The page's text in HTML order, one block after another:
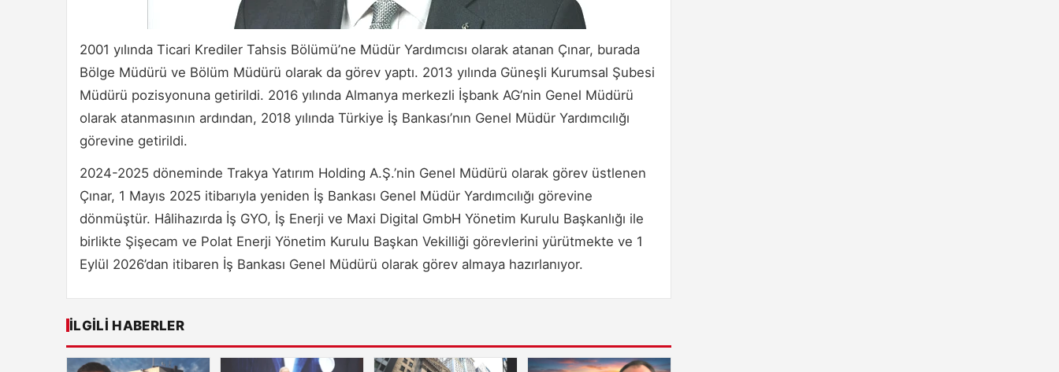
2001 yılında Ticari Krediler Tahsis Bölümü’ne Müdür Yardımcısı olarak atanan Çınar, burada
Bölge Müdürü ve Bölüm Müdürü olarak da görev yaptı. 2013 yılında Güneşli Kurumsal Şubesi
Müdürü pozisyonuna getirildi. 2016 yılında Almanya merkezli İşbank AG’nin Genel Müdürü
olarak atanmasının ardından, 2018 yılında Türkiye İş Bankası’nın Genel Müdür Yardımcılığı
görevine getirildi.
2024-2025 döneminde Trakya Yatırım Holding A.Ş.’nin Genel Müdürü olarak görev üstlenen
Çınar, 1 Mayıs 2025 itibarıyla yeniden İş Bankası Genel Müdür Yardımcılığı görevine
dönmüştür. Hâlihazırda İş GYO, İş Enerji ve Maxi Digital GmbH Yönetim Kurulu Başkanlığı ile
birlikte Şişecam ve Polat Enerji Yönetim Kurulu Başkan Vekilliği görevlerini yürütmekte ve 1
Eylül 2026’dan itibaren İş Bankası Genel Müdürü olarak görev almaya hazırlanıyor.
İLGILI HABERLER